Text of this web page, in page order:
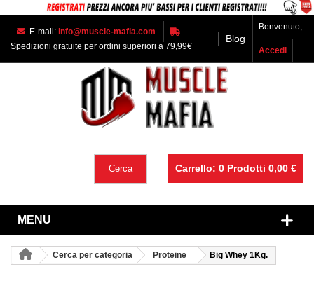
E-mail: info@muscle-mafia.com
Spedizioni gratuite per ordini superiori a 79,99€
Blog
Benvenuto,
Accedi
Carrello: 0 Prodotti 0,00 €
Cerca
MENU
Cerca per categoria Proteine Big Whey 1Kg.